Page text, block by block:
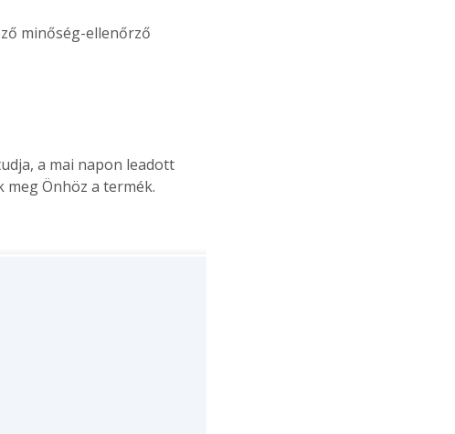
minőség-ellenőrző
a mai napon leadott
Önhöz a termék.